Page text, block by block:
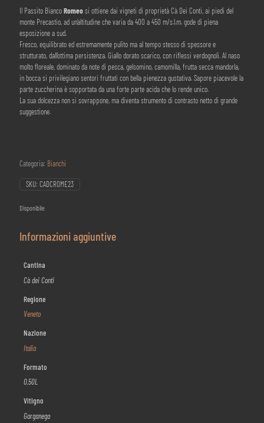
Il Passito BiancoRomeosi ottiene dai vigneti di proprietà Cà Dei Conti, ai piedi del
monte Precastio, ad un’altitudine che varia da 400 a 450 m/s.l.m. gode di piena
esposizione a sud.
Fresco, equilibrato ed estremamente pulito ma al tempo stesso di spessore e
strutturato, dall’ottima persistenza. Giallo dorato scarico, con riflessi verdognoli. Al naso
molto floreale, dominato da note di pesca, gelsomino, camomilla, frutta secca mandorla,
in bocca si privilegiano sentori fruttati con bella pienezza gustativa. Sapore piacevole la
parte zuccherina è sopportata da una forte parte acida che lo rende unico.
La sua dolcezza non si sovrappone, ma diventa strumento di contrasto netto di grande
suggestione.
Categoria: Bianchi
SKU: CADCROME23
Disponibile
Informazioni aggiuntive
Cantina
Cà dei Conti
Regione
Veneto
Nazione
Italia
Formato
0,50L
Vitigno
Garganega